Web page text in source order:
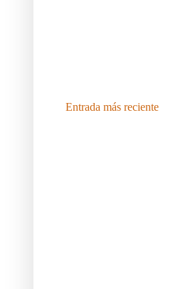
Entrada más reciente